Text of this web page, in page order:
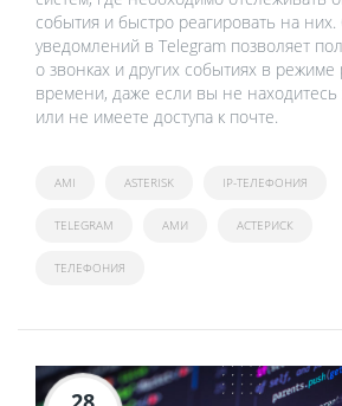
события и быстро реагировать на них.
уведомлений в Telegram позволяет
о звонках и других событиях в режиме
времени, даже если вы не
или не имеете доступа к почте.
AMI ASTERISK IP-ТЕЛЕФОНИЯ
TELEGRAM АМИ АСТЕРИСК
ТЕЛЕФОНИЯ